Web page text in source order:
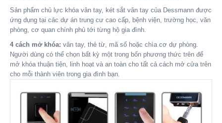
Sản phẩm chủ lực khóa vân tay, két sắt vân tay của Dessmann được
ứng dụng tại các dự án trung cư cao cấp, bệnh viện, trường học, văn
phòng, cơ quan chính phủ tới từng hộ gia đình.
4 cách mở khóa: vân tay, thẻ từ, mã số hoặc chìa cơ dự phòng.
Người dùng có thể chọn bất kỳ một trong bốn phương thức trên để
mở khóa thuận tiện, linh hoạt và an toàn cho tất cả cách mở cửa trên
cho mỗi thành viên trong gia đình bạn.